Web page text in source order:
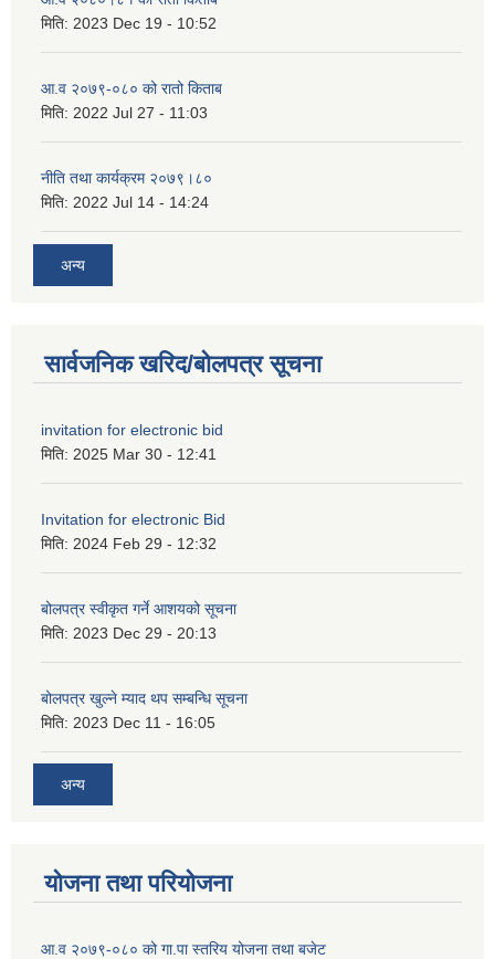
मिति: 2023 Dec 19 - 10:52
आ.व २०७९-०८० को रातो किताब
मिति: 2022 Jul 27 - 11:03
नीति तथा कार्यक्रम २०७९।८०
मिति: 2022 Jul 14 - 14:24
अन्य
सार्वजनिक खरिद/बोलपत्र सूचना
invitation for electronic bid
मिति: 2025 Mar 30 - 12:41
Invitation for electronic Bid
मिति: 2024 Feb 29 - 12:32
बोलपत्र स्वीकृत गर्ने आशयको सूचना
मिति: 2023 Dec 29 - 20:13
बोलपत्र खुल्ने म्याद थप सम्बन्धि सूचना
मिति: 2023 Dec 11 - 16:05
अन्य
योजना तथा परियोजना
आ.व २०७९-०८० को गा.पा स्तरिय योजना तथा बजेट